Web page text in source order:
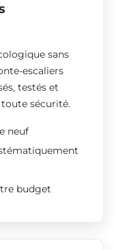
sans
escaliers
testés et
sécurité.
neuf
budget